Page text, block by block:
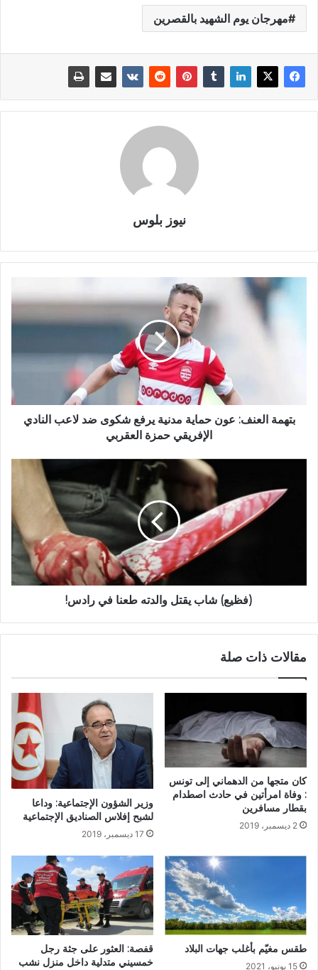
مهرجان يوم الشهيد بالقصرين
نيوز بلوس
بتهمة العنف: عون حماية مدنية يرفع شكوى ضد لاعب النادي
الإفريقي حمزة العقربي
(فظيع) شاب يقتل والدته طعنا في رادس!
مقالات ذات صلة
كان متجها من الدهماني إلى تونس
: وفاة امرأتين في حادث اصطدام
بقطار مسافرين
2 ديسمبر، 2019
وزير الشؤون الإجتماعية: وداعا
لشبح إفلاس الصناديق الإجتماعية
17 ديسمبر، 2019
طقس مغيّم بأغلب جهات البلاد
15 يونيو، 2021
قفصة: العثور على جثة رجل
خمسيني متدلية داخل منزل نشب